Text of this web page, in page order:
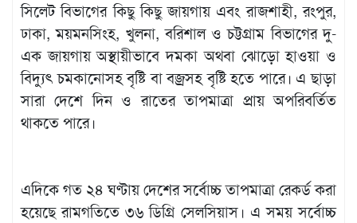
সিলেট বিভাগের কিছু কিছু জায়গায় এবং রাজশাহী, রংপুর,
ঢাকা, ময়মনসিংহ, খুলনা, বরিশাল ও চট্টগ্রাম বিভাগের দু-
এক জায়গায় অস্থায়ীভাবে দমকা অথবা ঝোড়ো হাওয়া ও
বিদ্যুৎ চমকানোসহ বৃষ্টি বা বজ্রসহ বৃষ্টি হতে পারে। এ ছাড়া
সারা দেশে দিন ও রাতের তাপমাত্রা প্রায় অপরিবর্তিত
থাকতে পারে।
এদিকে গত ২৪ ঘণ্টায় দেশের সর্বোচ্চ তাপমাত্রা রেকর্ড করা
হয়েছে রামগতিতে ৩৬ ডিগ্রি সেলসিয়াস। এ সময় সর্বোচ্চ